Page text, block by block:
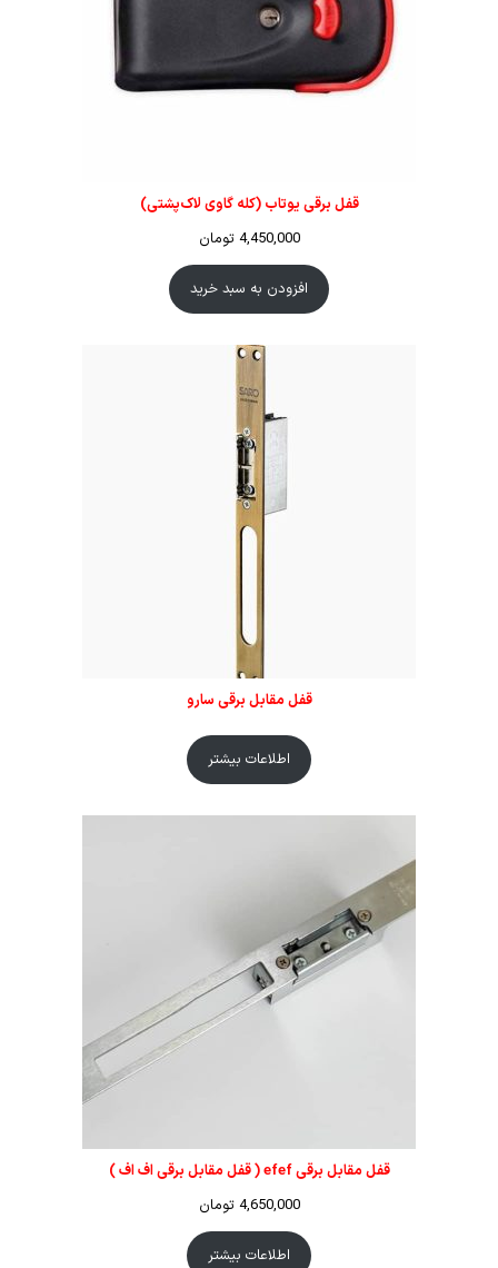
قفل برقی یوتاب (کله گاوی لاک‌پشتی)
4,450,000 تومان
افزودن به سبد خرید
قفل مقابل برقی سارو
اطلاعات بیشتر
قفل مقابل برقی efef ( قفل مقابل برقی اف اف )
4,650,000 تومان
اطلاعات بیشتر